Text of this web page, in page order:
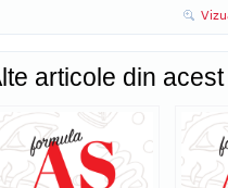
articole din